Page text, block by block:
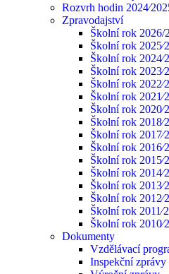
Rozvrh hodin
Zpravodajství
Školní rok 2026/
Školní rok
Školní rok
Školní rok
Školní rok
Školní rok
Školní rok
Školní rok
Školní rok
Školní rok
Školní rok
Školní rok
Školní rok
Školní rok
Školní rok
Školní rok
Dokumenty
Vzdělávací
Inspekční zprávy